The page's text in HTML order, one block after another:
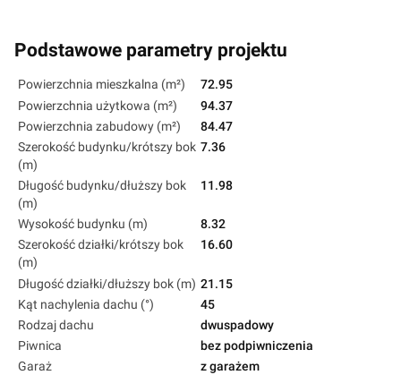
Podstawowe parametry projektu
Powierzchnia mieszkalna (m²)
72.95
Powierzchnia użytkowa (m²)
94.37
Powierzchnia zabudowy (m²)
84.47
Szerokość budynku/krótszy bok
(m)
7.36
Długość budynku/dłuższy bok
(m)
11.98
Wysokość budynku (m)
8.32
Szerokość działki/krótszy bok
(m)
16.60
Długość działki/dłuższy bok (m) 21.15
Kąt nachylenia dachu (°)
45
Rodzaj dachu
dwuspadowy
Piwnica
bez podpiwniczenia
Garaż
z garażem